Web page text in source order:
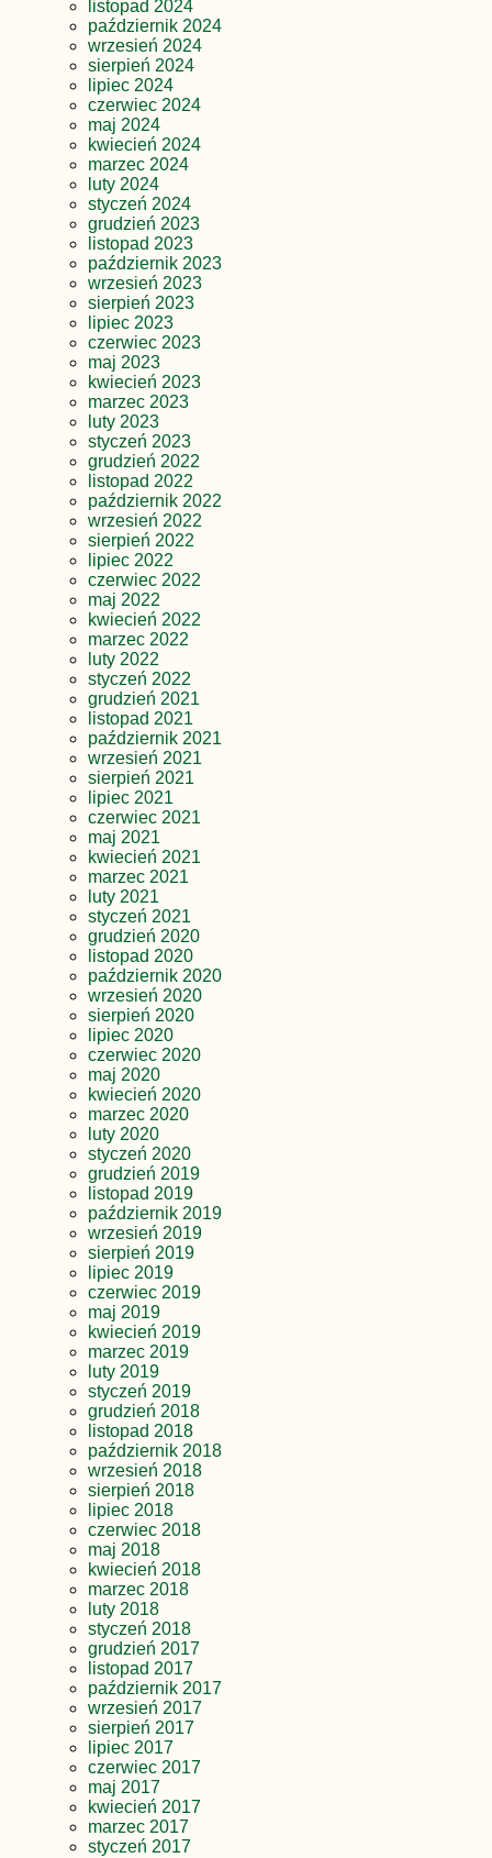
listopad 2024
październik 2024
wrzesień 2024
sierpień 2024
lipiec 2024
czerwiec 2024
maj 2024
kwiecień 2024
marzec 2024
luty 2024
styczeń 2024
grudzień 2023
listopad 2023
październik 2023
wrzesień 2023
sierpień 2023
lipiec 2023
czerwiec 2023
maj 2023
kwiecień 2023
marzec 2023
luty 2023
styczeń 2023
grudzień 2022
listopad 2022
październik 2022
wrzesień 2022
sierpień 2022
lipiec 2022
czerwiec 2022
maj 2022
kwiecień 2022
marzec 2022
luty 2022
styczeń 2022
grudzień 2021
listopad 2021
październik 2021
wrzesień 2021
sierpień 2021
lipiec 2021
czerwiec 2021
maj 2021
kwiecień 2021
marzec 2021
luty 2021
styczeń 2021
grudzień 2020
listopad 2020
październik 2020
wrzesień 2020
sierpień 2020
lipiec 2020
czerwiec 2020
maj 2020
kwiecień 2020
marzec 2020
luty 2020
styczeń 2020
grudzień 2019
listopad 2019
październik 2019
wrzesień 2019
sierpień 2019
lipiec 2019
czerwiec 2019
maj 2019
kwiecień 2019
marzec 2019
luty 2019
styczeń 2019
grudzień 2018
listopad 2018
październik 2018
wrzesień 2018
sierpień 2018
lipiec 2018
czerwiec 2018
maj 2018
kwiecień 2018
marzec 2018
luty 2018
styczeń 2018
grudzień 2017
listopad 2017
październik 2017
wrzesień 2017
sierpień 2017
lipiec 2017
czerwiec 2017
maj 2017
kwiecień 2017
marzec 2017
styczeń 2017